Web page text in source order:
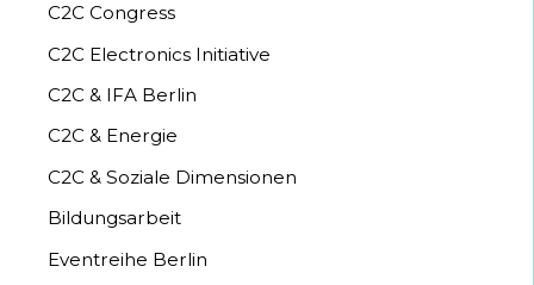
C2C Congress
C2C Electronics Initiative
C2C & IFA Berlin
C2C & Energie
C2C & Soziale Dimensionen
Bildungsarbeit
Eventreihe Berlin